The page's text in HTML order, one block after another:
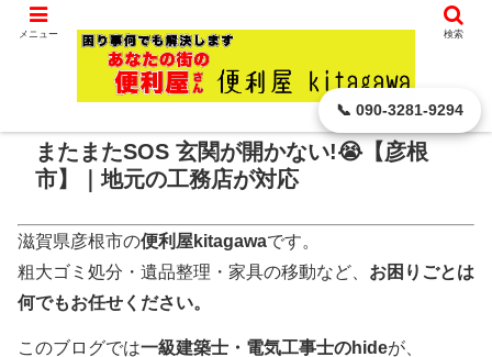
便利屋の お仕事
またまたSOS 玄関が開かない!😭【彦根
市】｜地元の工務店が対応
滋賀県彦根市の便利屋kitagawaです。
粗大ゴミ処分・遺品整理・家具の移動など、 お困りごとは
何でもお任せください。
このブログでは一級建築士・電気工事士のhideが、
メニュー 検索
📞 090-3281-9294